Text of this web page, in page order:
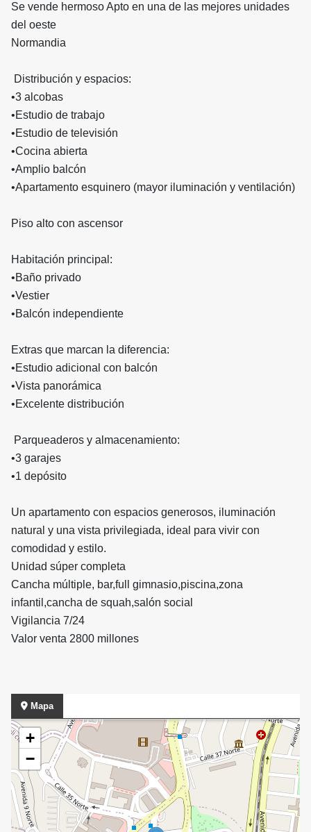
Se vende hermoso Apto en una de las mejores unidades
del oeste
Normandia
Distribución y espacios:
•3 alcobas
•Estudio de trabajo
•Estudio de televisión
•Cocina abierta
•Amplio balcón
•Apartamento esquinero (mayor iluminación y ventilación)
Piso alto con ascensor
Habitación principal:
•Baño privado
•Vestier
•Balcón independiente
Extras que marcan la diferencia:
•Estudio adicional con balcón
•Vista panorámica
•Excelente distribución
Parqueaderos y almacenamiento:
•3 garajes
•1 depósito
Un apartamento con espacios generosos, iluminación
natural y una vista privilegiada, ideal para vivir con
comodidad y estilo.
Unidad súper completa
Cancha múltiple, bar,full gimnasio,piscina,zona
infantil,cancha de squah,salón social
Vigilancia 7/24
Valor venta 2800 millones
Mapa
+
−